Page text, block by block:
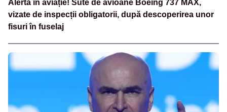
Alertă în aviație! Sute de avioane Boeing 737 MAX,
vizate de inspecții obligatorii, după descoperirea unor
fisuri în fuselaj